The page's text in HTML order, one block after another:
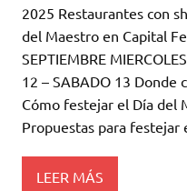
2025 Restaurantes con
del Maestro en Capital
SEPTIEMBRE
12 – SABADO 13 Donde
Cómo festejar el Día del
Propuestas para
LEER MÁS